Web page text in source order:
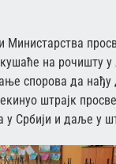
Министарства
на рочишту у
спорова да нађу
штрајк
у Србији и даље у